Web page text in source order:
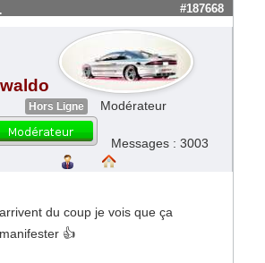
#187668
waldo
Hors Ligne Modérateur
Messages : 3003
du coup je vois que ça
👍